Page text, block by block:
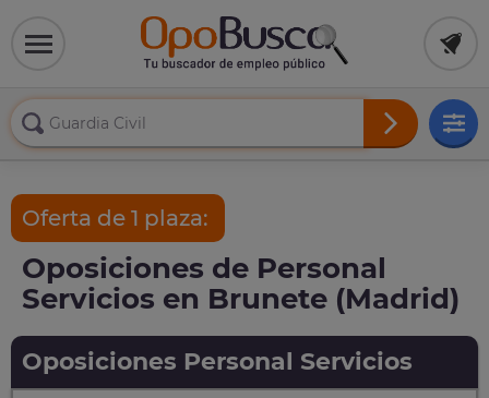
Oferta de 1 plaza:
Oposiciones de Personal
Servicios en Brunete (Madrid)
Oposiciones Personal Servicios